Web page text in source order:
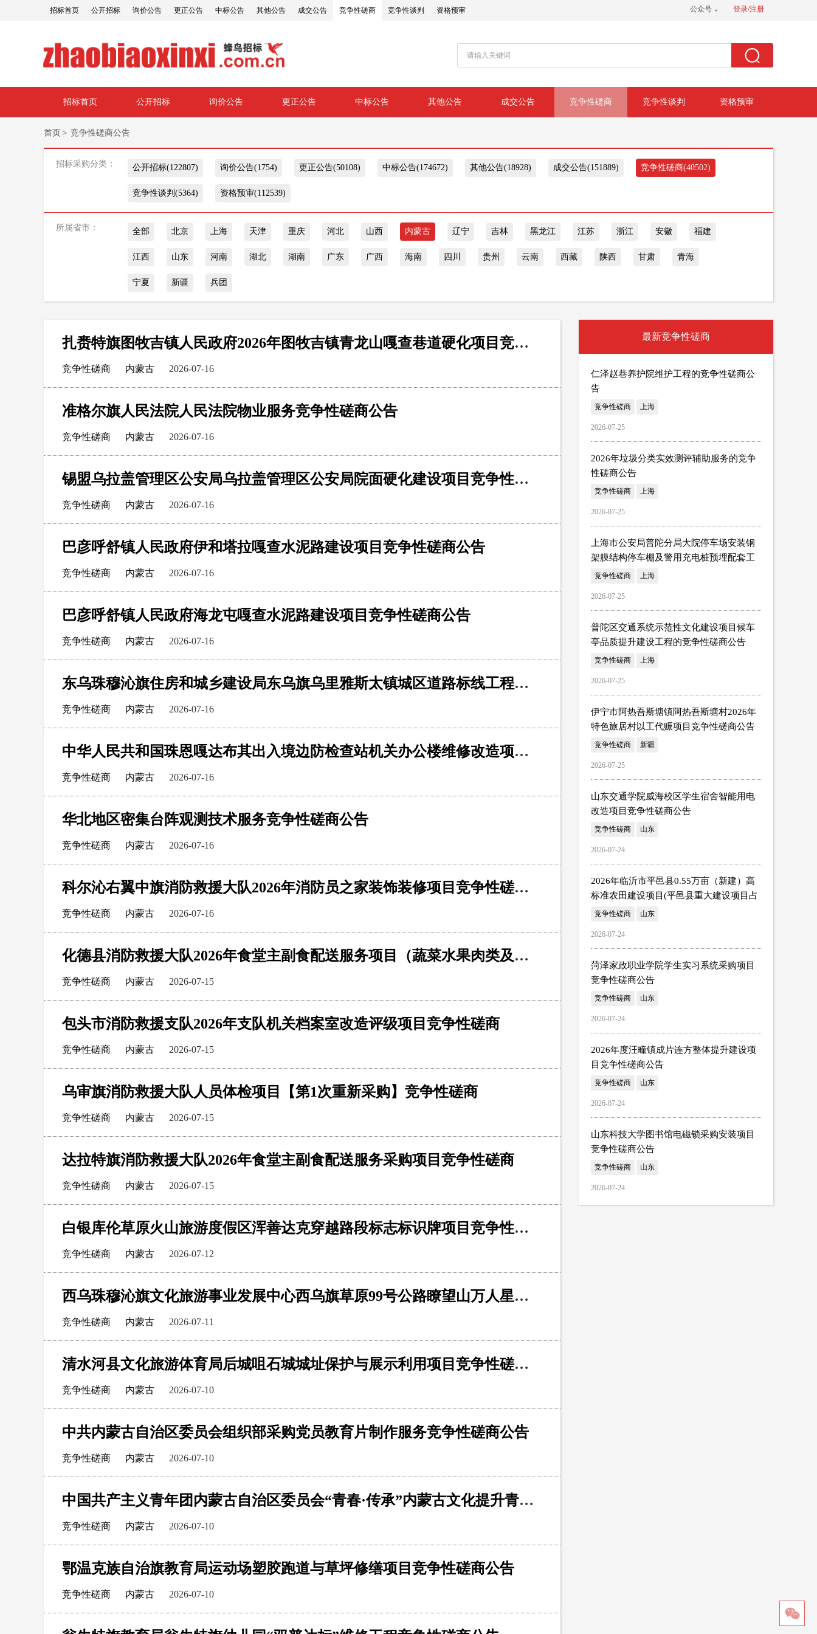
招标首页 公开招标 询价公告 更正公告 中标公告 其他公告 成交公告 竞争性磋商 竞争性谈判 资格预审 公众号 登录/注册
招标首页 公开招标 询价公告 更正公告 中标公告 其他公告 成交公告 竞争性磋商 竞争性谈判 资格预审
首页 > 竞争性磋商公告
招标采购分类： 公开招标(122807) 询价公告(1754) 更正公告(50108) 中标公告(174672) 其他公告(18928) 成交公告(151889) 竞争性磋商(40502)
竞争性谈判(5364) 资格预审(112539)
所属省市： 全部 北京 上海 天津 重庆 河北 山西 内蒙古 辽宁 吉林 黑龙江 江苏 浙江 安徽 福建
江西 山东 河南 湖北 湖南 广东 广西 海南 四川 贵州 云南 西藏 陕西 甘肃 青海
宁夏 新疆 兵团
扎赉特旗图牧吉镇人民政府2026年图牧吉镇青龙山嘎查巷道硬化项目竞争性磋商公告
竞争性磋商 内蒙古 2026-07-16
准格尔旗人民法院人民法院物业服务竞争性磋商公告
竞争性磋商 内蒙古 2026-07-16
锡盟乌拉盖管理区公安局乌拉盖管理区公安局院面硬化建设项目竞争性磋商公告
竞争性磋商 内蒙古 2026-07-16
巴彦呼舒镇人民政府伊和塔拉嘎查水泥路建设项目竞争性磋商公告
竞争性磋商 内蒙古 2026-07-16
巴彦呼舒镇人民政府海龙屯嘎查水泥路建设项目竞争性磋商公告
竞争性磋商 内蒙古 2026-07-16
东乌珠穆沁旗住房和城乡建设局东乌旗乌里雅斯太镇城区道路标线工程竞争性磋商公告
竞争性磋商 内蒙古 2026-07-16
中华人民共和国珠恩嘎达布其出入境边防检查站机关办公楼维修改造项目竞争性磋商
竞争性磋商 内蒙古 2026-07-16
华北地区密集台阵观测技术服务竞争性磋商公告
竞争性磋商 内蒙古 2026-07-16
科尔沁右翼中旗消防救援大队2026年消防员之家装饰装修项目竞争性磋商公告
竞争性磋商 内蒙古 2026-07-16
化德县消防救援大队2026年食堂主副食配送服务项目（蔬菜水果肉类及米面粮油等配送服务）【第1次重新采购】竞争性磋商
竞争性磋商 内蒙古 2026-07-15
包头市消防救援支队2026年支队机关档案室改造评级项目竞争性磋商
竞争性磋商 内蒙古 2026-07-15
乌审旗消防救援大队人员体检项目【第1次重新采购】竞争性磋商
竞争性磋商 内蒙古 2026-07-15
达拉特旗消防救援大队2026年食堂主副食配送服务采购项目竞争性磋商
竞争性磋商 内蒙古 2026-07-15
白银库伦草原火山旅游度假区浑善达克穿越路段标志标识牌项目竞争性磋商公告
竞争性磋商 内蒙古 2026-07-12
西乌珠穆沁旗文化旅游事业发展中心西乌旗草原99号公路瞭望山万人星空演唱会竞争性磋商公告
竞争性磋商 内蒙古 2026-07-11
清水河县文化旅游体育局后城咀石城城址保护与展示利用项目竞争性磋商公告
竞争性磋商 内蒙古 2026-07-10
中共内蒙古自治区委员会组织部采购党员教育片制作服务竞争性磋商公告
竞争性磋商 内蒙古 2026-07-10
中国共产主义青年团内蒙古自治区委员会“青春·传承”内蒙古文化提升青少年推广项目竞争性磋商公告
竞争性磋商 内蒙古 2026-07-10
鄂温克族自治旗教育局运动场塑胶跑道与草坪修缮项目竞争性磋商公告
竞争性磋商 内蒙古 2026-07-10
最新竞争性磋商
仁泽赵巷养护院维护工程的竞争性磋商公
告
竞争性磋商 上海
2026-07-25
2026年垃圾分类实效测评辅助服务的竞争
性磋商公告
竞争性磋商 上海
2026-07-25
上海市公安局普陀分局大院停车场安装钢
架膜结构停车棚及警用充电桩预埋配套工
程的竞争性磋商公告
竞争性磋商 上海
2026-07-25
普陀区交通系统示范性文化建设项目候车
亭品质提升建设工程的竞争性磋商公告
竞争性磋商 上海
2026-07-25
伊宁市阿热吾斯塘镇阿热吾斯塘村2026年
特色旅居村以工代赈项目竞争性磋商公告
竞争性磋商 新疆
2026-07-25
山东交通学院威海校区学生宿舍智能用电
改造项目竞争性磋商公告
竞争性磋商 山东
2026-07-24
2026年临沂市平邑县0.55万亩（新建）高
标准农田建设项目(平邑县重大建设项目占
用高标准农田整改补建项目)竞争性磋商公
竞争性磋商 山东
2026-07-24
菏泽家政职业学院学生实习系统采购项目
竞争性磋商公告
竞争性磋商 山东
2026-07-24
2026年度汪疃镇成片连方整体提升建设项
目竞争性磋商公告
竞争性磋商 山东
2026-07-24
山东科技大学图书馆电磁锁采购安装项目
竞争性磋商公告
竞争性磋商 山东
2026-07-24